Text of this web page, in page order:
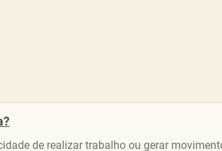
de realizar trabalho ou gerar